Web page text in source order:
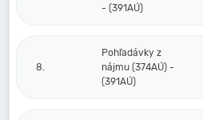
- (391AÚ)
8.
Pohľadávky z
nájmu (374AÚ) -
(391AÚ)